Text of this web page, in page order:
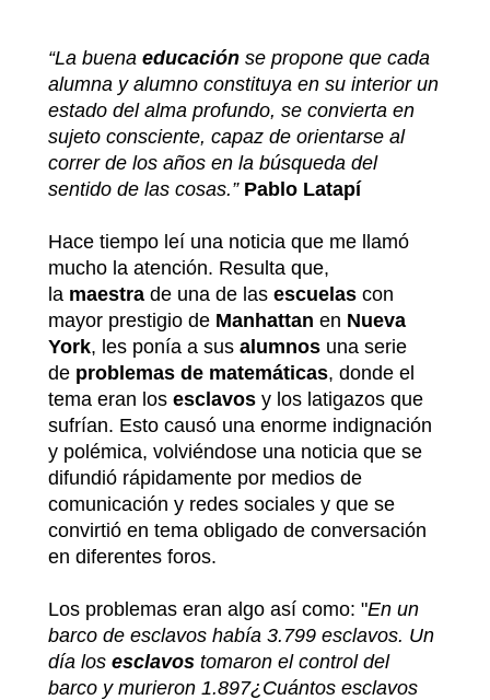
“La buena educación se propone que cada
alumna y alumno constituya en su interior un
estado del alma profundo, se convierta en
sujeto consciente, capaz de orientarse al
correr de los años en la búsqueda del
sentido de las cosas.” Pablo Latapí
Hace tiempo leí una noticia que me llamó
mucho la atención. Resulta que,
la maestra de una de las escuelas con
mayor prestigio de Manhattan en Nueva
York, les ponía a sus alumnos una serie
de problemas de matemáticas, donde el
tema eran los esclavos y los latigazos que
sufrían. Esto causó una enorme indignación
y polémica, volviéndose una noticia que se
difundió rápidamente por medios de
comunicación y redes sociales y que se
convirtió en tema obligado de conversación
en diferentes foros.
Los problemas eran algo así como: "En un
barco de esclavos había 3.799 esclavos. Un
día los esclavos tomaron el control del
barco y murieron 1.897¿Cuántos esclavos